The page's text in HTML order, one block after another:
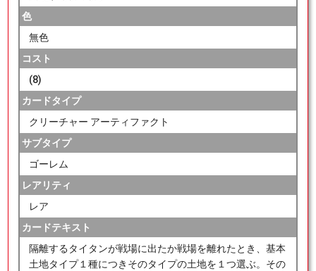
色
無色
コスト
(8)
カードタイプ
クリーチャー アーティファクト
サブタイプ
ゴーレム
レアリティ
レア
カードテキスト
隔離するタイタンが戦場に出たか戦場を離れたとき、基本
土地タイプ１種につきそのタイプの土地を１つ選ぶ。その